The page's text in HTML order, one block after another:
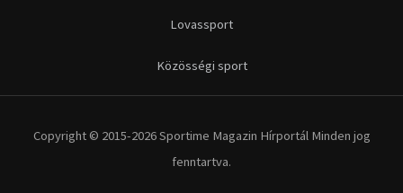
Lovassport
Közösségi sport
Copyright © 2015-2026 Sportime Magazin Hírportál Minden jog
fenntartva.